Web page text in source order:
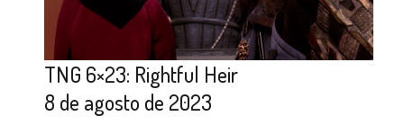
TNG 6×23: Rightful Heir
8 de agosto de 2023